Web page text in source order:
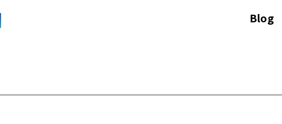
Blog